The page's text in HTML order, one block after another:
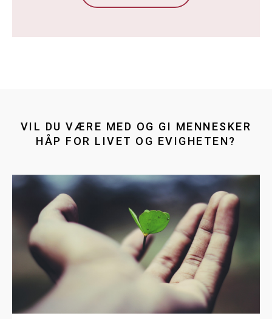
VIL DU VÆRE MED OG GI MENNESKER
HÅP FOR LIVET OG EVIGHETEN?